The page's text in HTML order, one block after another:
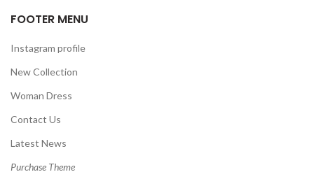
FOOTER MENU
Instagram profile
New Collection
Woman Dress
Contact Us
Latest News
Purchase Theme